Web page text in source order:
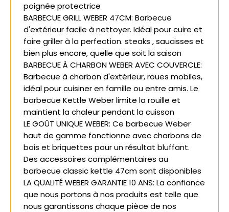
poignée protectrice
BARBECUE GRILL WEBER 47CM: Barbecue
d'extérieur facile à nettoyer. Idéal pour cuire et
faire griller à la perfection. steaks , saucisses et
bien plus encore, quelle que soit la saison
BARBECUE À CHARBON WEBER AVEC COUVERCLE:
Barbecue à charbon d'extérieur, roues mobiles,
idéal pour cuisiner en famille ou entre amis. Le
barbecue Kettle Weber limite la rouille et
maintient la chaleur pendant la cuisson
LE GOÛT UNIQUE WEBER: Ce barbecue Weber
haut de gamme fonctionne avec charbons de
bois et briquettes pour un résultat bluffant.
Des accessoires complémentaires au
barbecue classic kettle 47cm sont disponibles
LA QUALITÉ WEBER GARANTIE 10 ANS: La confiance
que nous portons à nos produits est telle que
nous garantissons chaque pièce de nos